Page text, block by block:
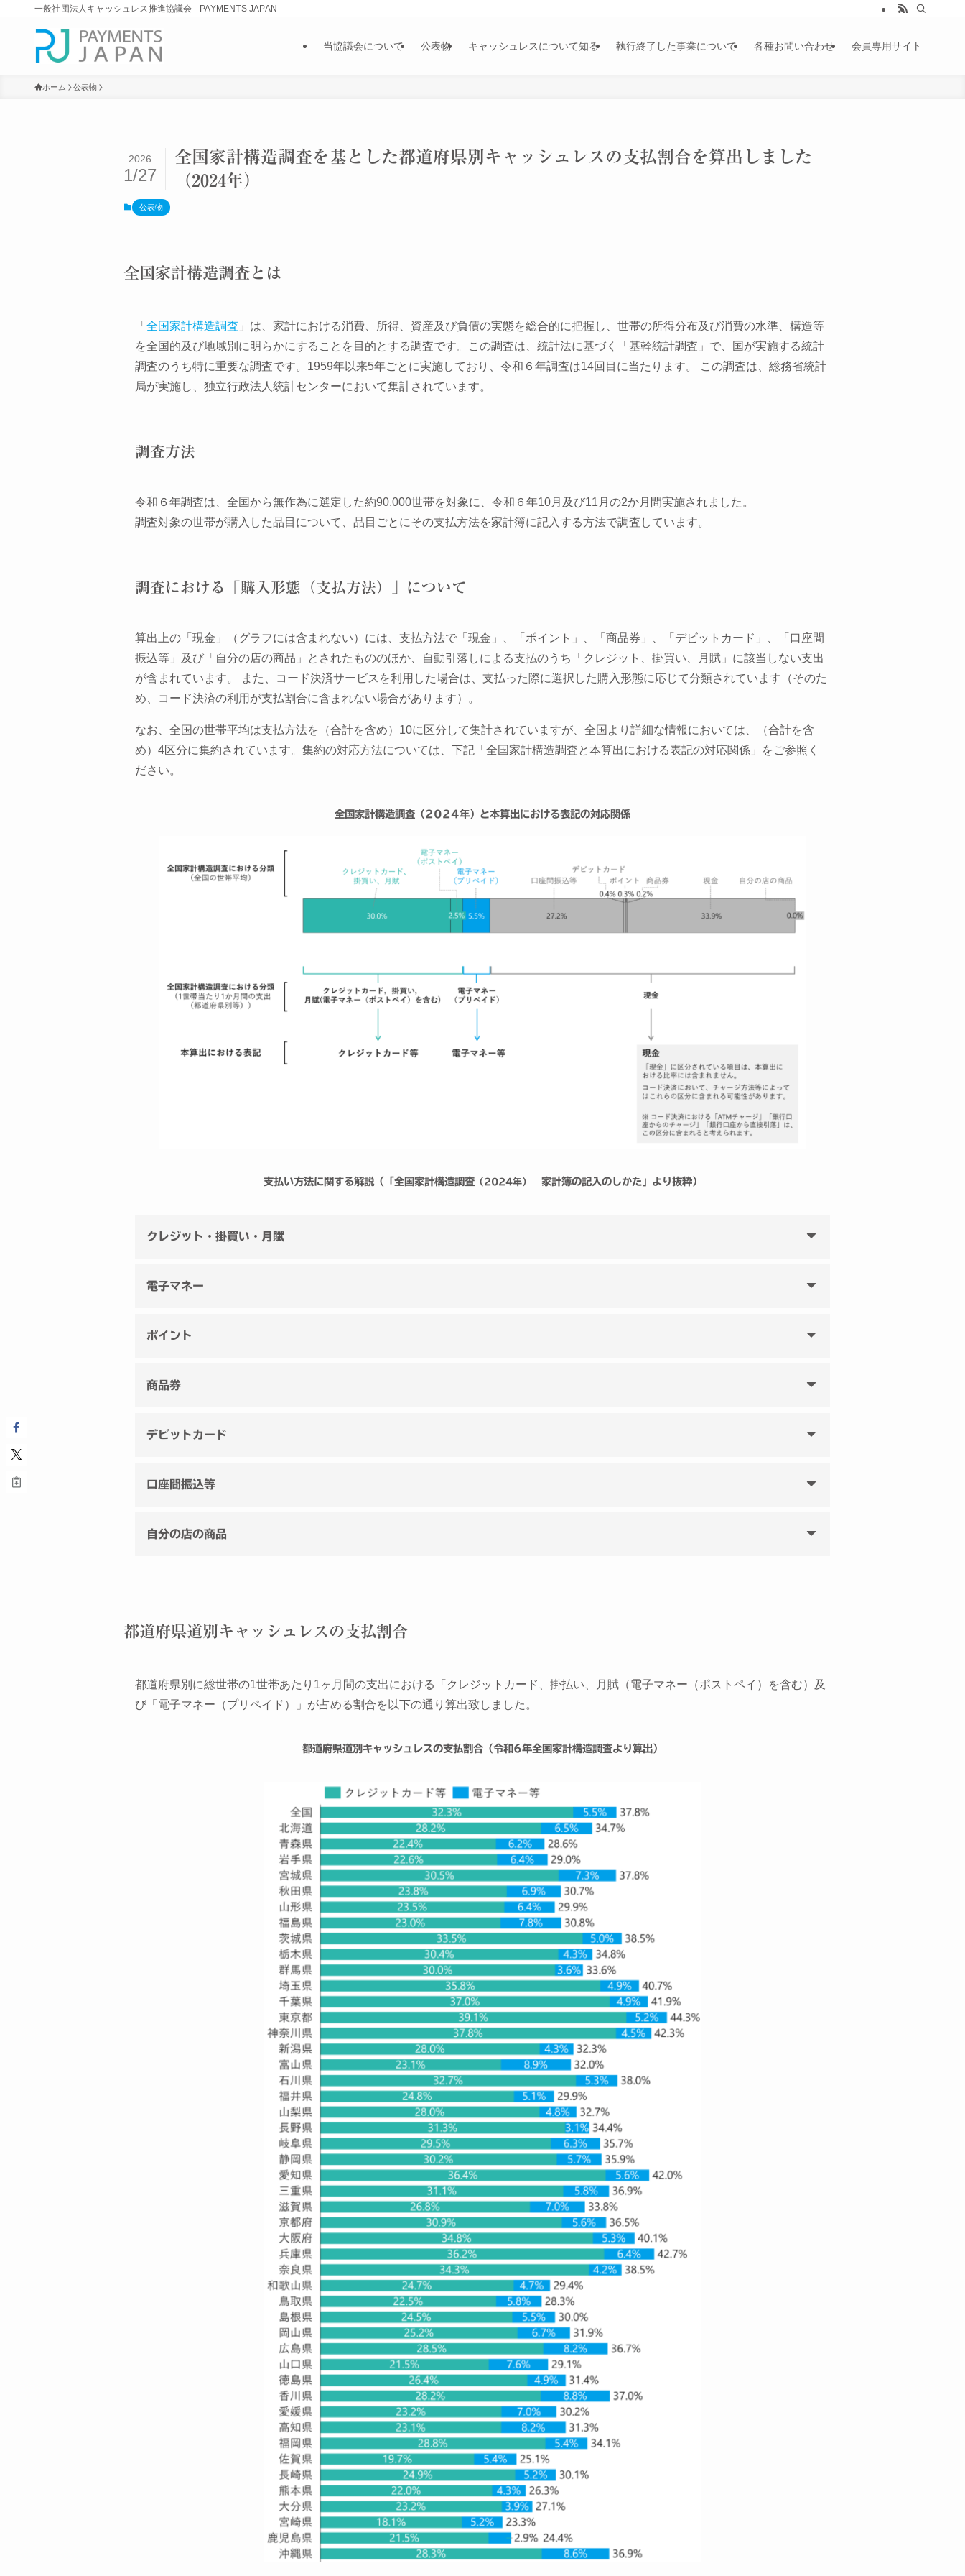
一般社団法人キャッシュレス推進協議会 - PAYMENTS JAPAN
当協議会について 公表物 キャッシュレスについて知る 執行終了した事業について 各種お問い合わせ 会員専用サイト
ホーム 公表物
全国家計構造調査を基とした都道府県別キャッシュレスの支払割合を算出しました
（2024年）
2026
1/27
公表物
全国家計構造調査とは
「 全国家計構造調査 」は、家計における消費、所得、資産及び負債の実態を総合的に把握し、世帯の所得分布及び消費の水準、構造等
を全国的及び地域別に明らかにすることを目的とする調査です。この調査は、統計法に基づく「基幹統計調査」で、国が実施する統計
調査のうち特に重要な調査です。1959年以来5年ごとに実施しており、令和６年調査は14回目に当たります。 この調査は、総務省統計
局が実施し、独立行政法人統計センターにおいて集計されています。
調査方法
令和６年調査は、全国から無作為に選定した約90,000世帯を対象に、令和６年10月及び11月の2か月間実施されました。
調査対象の世帯が購入した品目について、品目ごとにその支払方法を家計簿に記入する方法で調査しています。
調査における「購入形態（支払方法）」について
算出上の「現金」（グラフには含まれない）には、支払方法で「現金」、「ポイント」、「商品券」、「デビットカード」、「口座間
振込等」及び「自分の店の商品」とされたもののほか、自動引落しによる支払のうち「クレジット、掛買い、月賦」に該当しない支出
が含まれています。 また、コード決済サービスを利用した場合は、支払った際に選択した購入形態に応じて分類されています（そのた
め、コード決済の利用が支払割合に含まれない場合があります）。
なお、全国の世帯平均は支払方法を（合計を含め）10に区分して集計されていますが、全国より詳細な情報においては、（合計を含
め）4区分に集約されています。集約の対応方法については、下記「全国家計構造調査と本算出における表記の対応関係」をご参照く
ださい。
全国家計構造調査（2024年）と本算出における表記の対応関係
支払い方法に関する解説（「全国家計構造調査（2024年） 家計簿の記入のしかた」より抜粋）
クレジット・掛買い・月賦
電子マネー
ポイント
商品券
デビットカード
口座間振込等
自分の店の商品
都道府県道別キャッシュレスの支払割合
都道府県別に総世帯の1世帯あたり1ヶ月間の支出における「クレジットカード、掛払い、月賦（電子マネー（ポストペイ）を含む）及
び「電子マネー（プリペイド）」が占める割合を以下の通り算出致しました。
都道府県道別キャッシュレスの支払割合（令和6年全国家計構造調査より算出）